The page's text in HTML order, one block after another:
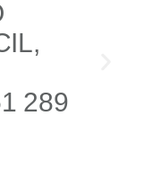
289